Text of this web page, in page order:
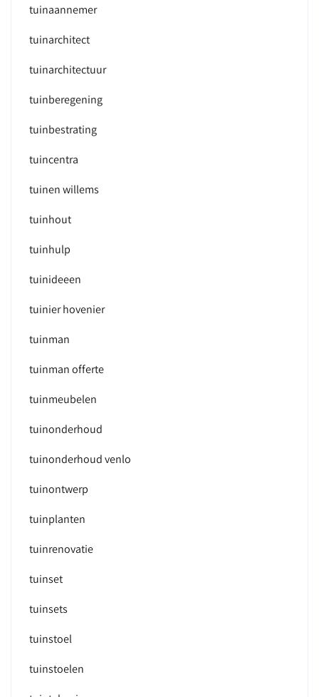
tuinaannemer
tuinarchitect
tuinarchitectuur
tuinberegening
tuinbestrating
tuincentra
tuinen willems
tuinhout
tuinhulp
tuinideeen
tuinier hovenier
tuinman
tuinman offerte
tuinmeubelen
tuinonderhoud
tuinonderhoud venlo
tuinontwerp
tuinplanten
tuinrenovatie
tuinset
tuinsets
tuinstoel
tuinstoelen